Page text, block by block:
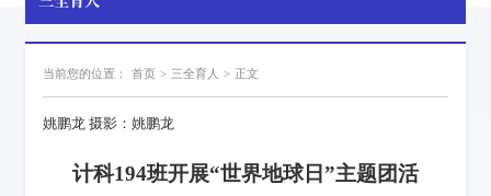
当前您的位置： 首页 > 三全育人 > 正文
姚鹏龙 摄影：姚鹏龙
计科194班开展“世界地球日”主题团活